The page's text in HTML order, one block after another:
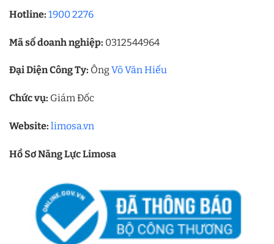
Hotline: 1900 2276
Mã số doanh nghiệp: 0312544964
Đại Diện Công Ty: ÔngVõ Văn Hiếu
Chức vụ: Giám Đốc
Website: limosa.vn
Hồ Sơ Năng Lực Limosa